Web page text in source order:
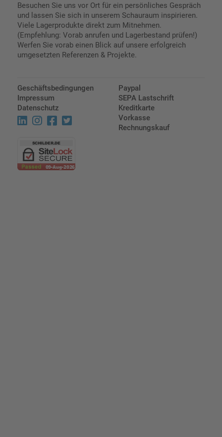
Besuchen Sie uns vor Ort für ein persönliches Gespräch
und lassen Sie sich in unserem Schauraum inspirieren.
Viele Lagerprodukte direkt zum Mitnehmen.
(Empfehlung: Vorab anrufen und Lagerbestand prüfen!)
Werfen Sie vorab einen Blick auf unsere erfolgreich
umgesetzten Referenzen & Projekte.
Geschäftsbedingungen
Impressum
Datenschutz
Paypal
SEPA Lastschrift
Kreditkarte
Vorkasse
Rechnungskauf